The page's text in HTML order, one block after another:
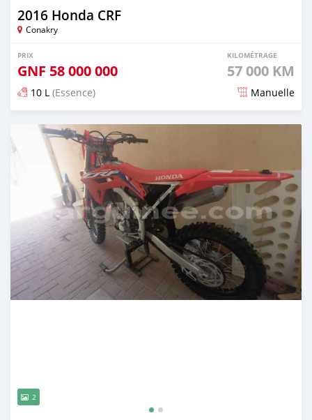
2016 Honda CRF
Conakry
PRIX
GNF 58 000 000
KILOMÉTRAGE
57 000 KM
10 L (Essence) Manuelle
Publié il y a environ 3 ans
2